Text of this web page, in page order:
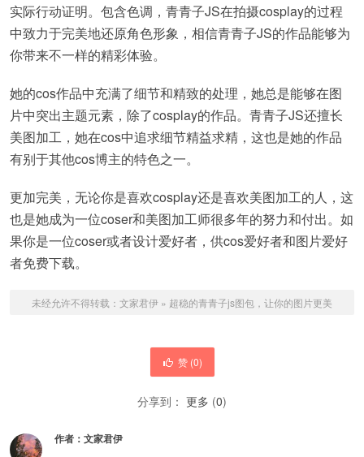
实际行动证明。包含色调，青青子JS在拍摄cosplay的过程
中致力于完美地还原角色形象，相信青青子JS的作品能够为
你带来不一样的精彩体验。
她的cos作品中充满了细节和精致的处理，她总是能够在图
片中突出主题元素，除了cosplay的作品。青青子JS还擅长
美图加工，她在cos中追求细节精益求精，这也是她的作品
有别于其他cos博主的特色之一。
更加完美，无论你是喜欢cosplay还是喜欢美图加工的人，这
也是她成为一位coser和美图加工师很多年的努力和付出。如
果你是一位coser或者设计爱好者，供cos爱好者和图片爱好
者免费下载。
未经允许不得转载： 文家君伊 » 超稳的青青子js图包，让你的图片更美
赞 (0)
分享到： 更多 (0)
作者： 文家君伊